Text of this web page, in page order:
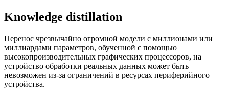
Knowledge distillation
Перенос чрезвычайно огромной модели с миллионами или
миллиардами параметров, обученной с помощью
высокопроизводительных графических процессоров, на
устройство обработки реальных данных может быть
невозможен из-за ограничений в ресурсах периферийного
устройства.